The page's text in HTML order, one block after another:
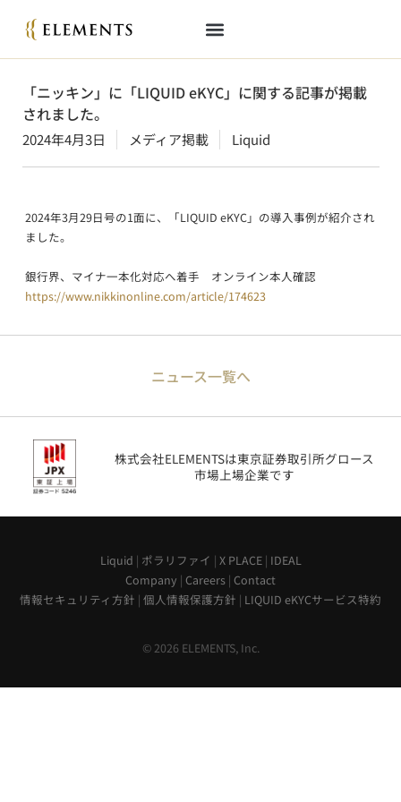
「ニッキン」に「LIQUID eKYC」に関する記事が掲載
されました。
2024年4月3日 メディア掲載 Liquid
2024年3月29日号の1面に、「LIQUID eKYC」の導入事例が紹介され
ました。
銀行界、マイナ一本化対応へ着手 オンライン本人確認
https://www.nikkinonline.com/article/174623
ニュース一覧へ
株式会社ELEMENTSは東京証券取引所グロース
市場上場企業です
Liquid | ポラリファイ | X PLACE| IDEAL
Company | Careers | Contact
情報セキュリティ方針 | 個人情報保護方針 | LIQUID eKYCサービス特約
© 2026 ELEMENTS, Inc.